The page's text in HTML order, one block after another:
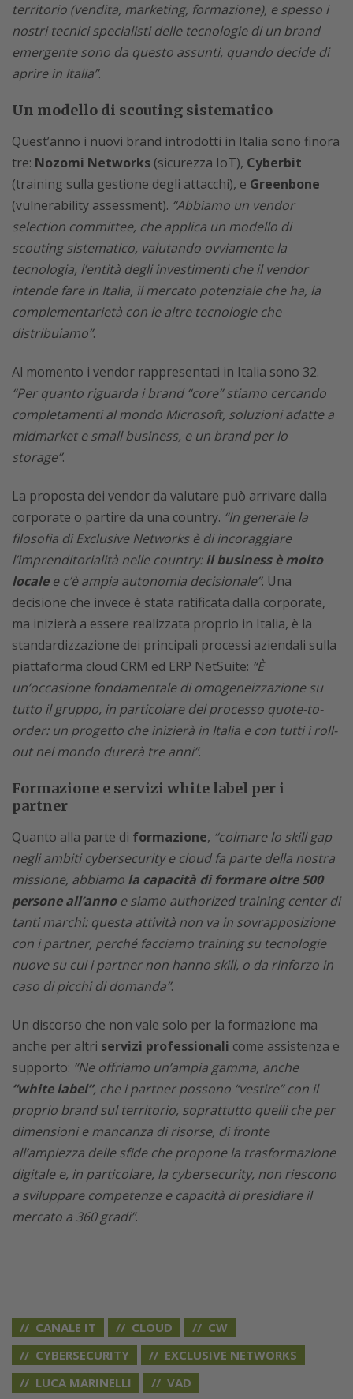
territorio (vendita, marketing, formazione), e spesso i
nostri tecnici specialisti delle tecnologie di un brand
emergente sono da questo assunti, quando decide di
aprire in Italia”.
Un modello di scouting sistematico
Quest’anno i nuovi brand introdotti in Italia sono finora
tre: Nozomi Networks (sicurezza IoT), Cyberbit
(training sulla gestione degli attacchi), e Greenbone
(vulnerability assessment). “Abbiamo un vendor
selection committee, che applica un modello di
scouting sistematico, valutando ovviamente la
tecnologia, l’entità degli investimenti che il vendor
intende fare in Italia, il mercato potenziale che ha, la
complementarietà con le altre tecnologie che
distribuiamo”.
Al momento i vendor rappresentati in Italia sono 32.
“Per quanto riguarda i brand “core” stiamo cercando
completamenti al mondo Microsoft, soluzioni adatte a
midmarket e small business, e un brand per lo
storage”.
La proposta dei vendor da valutare può arrivare dalla
corporate o partire da una country. “In generale la
filosofia di Exclusive Networks è di incoraggiare
l’imprenditorialità nelle country:il business è molto
localee c’è ampia autonomia decisionale”. Una
decisione che invece è stata ratificata dalla corporate,
ma inizierà a essere realizzata proprio in Italia, è la
standardizzazione dei principali processi aziendali sulla
piattaforma cloud CRM ed ERP NetSuite: “È
un’occasione fondamentale di omogeneizzazione su
tutto il gruppo, in particolare del processo quote-to-
order: un progetto che inizierà in Italia e con tutti i roll-
out nel mondo durerà tre anni”.
Formazione e servizi white label per i
partner
Quanto alla parte di formazione, “colmare lo skill gap
negli ambiti cybersecurity e cloud fa parte della nostra
missione, abbiamo la capacità di formare oltre 500
persone all’annoe siamo authorized training center di
tanti marchi: questa attività non va in sovrapposizione
con i partner, perché facciamo training su tecnologie
nuove su cui i partner non hanno skill, o da rinforzo in
caso di picchi di domanda”.
Un discorso che non vale solo per la formazione ma
anche per altri servizi professionali come assistenza e
supporto: “Ne offriamo un’ampia gamma, anche
“white label”, che i partner possono “vestire” con il
proprio brand sul territorio, soprattutto quelli che per
dimensioni e mancanza di risorse, di fronte
all’ampiezza delle sfide che propone la trasformazione
digitale e, in particolare, la cybersecurity, non riescono
a sviluppare competenze e capacità di presidiare il
mercato a 360 gradi”.
CANALE IT CLOUD
CW
CYBERSECURITY
EXCLUSIVE NETWORKS
LUCA MARINELLI
VAD